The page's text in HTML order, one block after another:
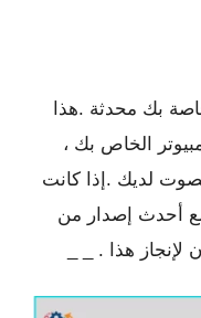
بك محدثة .هذا
الخاص بك ،
لديك .إذا كانت
أحدث إصدار من